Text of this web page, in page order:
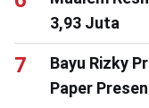
3,93 Juta
Bayu Rizky
Paper